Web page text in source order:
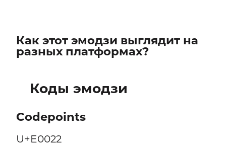
Как этот эмодзи выглядит на
разных платформах?
Коды эмодзи
Codepoints
U+E0022